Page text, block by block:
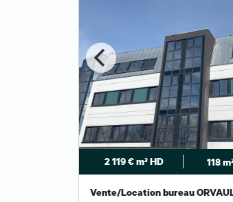
2 119 € m² HD 118
Vente/Location bureau